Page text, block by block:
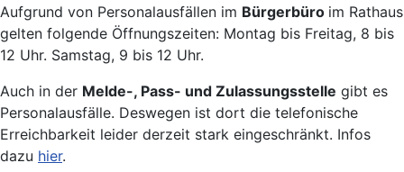
Aufgrund von Personalausfällen im Bürgerbüro im Rathaus
gelten folgende Öffnungszeiten: Montag bis Freitag, 8 bis
12 Uhr. Samstag, 9 bis 12 Uhr.
Auch in der Melde-, Pass- und Zulassungsstelle gibt es
Personalausfälle. Deswegen ist dort die telefonische
Erreichbarkeit leider derzeit stark eingeschränkt. Infos
dazu hier.